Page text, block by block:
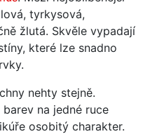
tyrkysová,
žlutá. Skvěle vypadají
které lze snadno
nehty stejně.
na jedné ruce
osobitý charakter.